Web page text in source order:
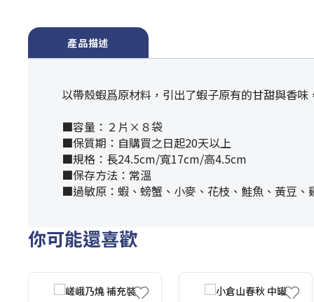
產品描述
以帶殼蝦爲原材料，引出了蝦子原有的甘甜與香
■容量：２片×８袋
■保質期：自購買之日起20天以上
■規格：長24.5cm/寬17cm/高4.5cm
■保存方法：常溫
■過敏原：蝦、螃蟹、小麥、花枝、鮭魚、黃豆、
你可能還喜歡